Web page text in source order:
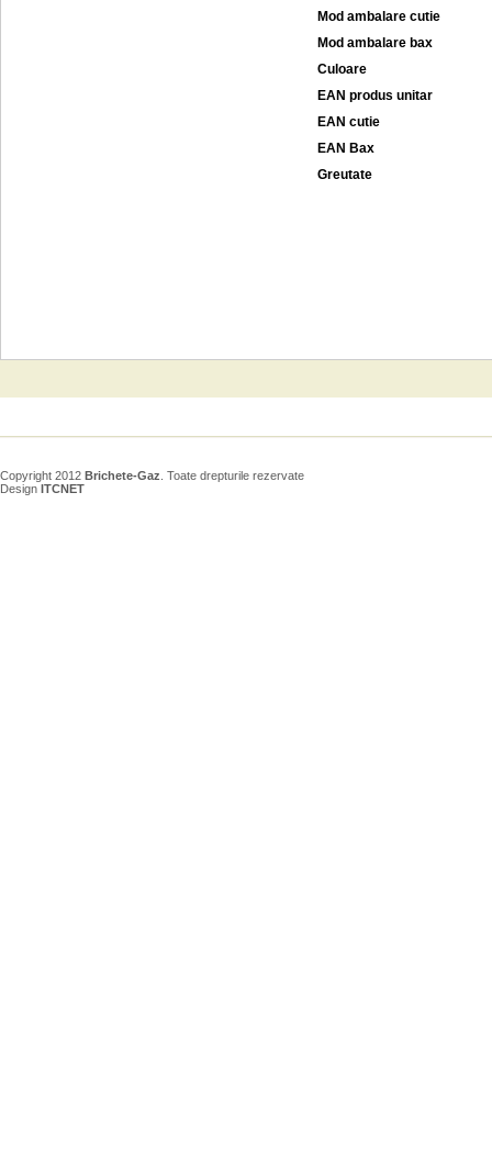
Mod ambalare cutie
Mod ambalare bax
Culoare
EAN produs unitar
EAN cutie
EAN Bax
Greutate
Copyright 2012 Brichete-Gaz . Toate drepturile rezervate
Design ITCNET